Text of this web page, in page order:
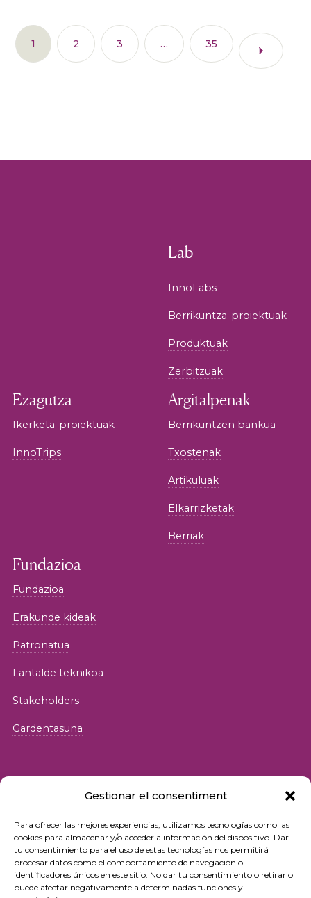
Gestionar el consentiment
Para ofrecer las mejores experiencias, utilizamos tecnologías como las
cookies para almacenar y/o acceder a información del dispositivo. Dar
tu consentimiento para el uso de estas tecnologías nos permitirá
procesar datos como el comportamiento de navegación o
identificadores únicos en este sitio. No dar tu consentimiento o retirarlo
puede afectar negativamente a determinadas funciones y
1 2 3 … 35
Lab
InnoLabs
Berrikuntza-proiektuak
Produktuak
Zerbitzuak
Ezagutza
Ikerketa-proiektuak
InnoTrips
Argitalpenak
Berrikuntzen bankua
Txostenak
Artikuluak
Elkarrizketak
Berriak
Fundazioa
Fundazioa
Erakunde kideak
Patronatua
Lantalde teknikoa
Stakeholders
Gardentasuna
© 2026 Fundació iSocial
Pribatutasun-politika
Erabilera-baldintzak